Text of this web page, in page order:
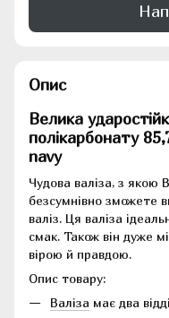
Опис
Велика
полікарбонату
navy
Чудова валіза, з якою
безсумнівно зможете
валіз. Ця валіза
смак. Також він дуже
вірою й правдою.
Опис товару:
Валіза має два